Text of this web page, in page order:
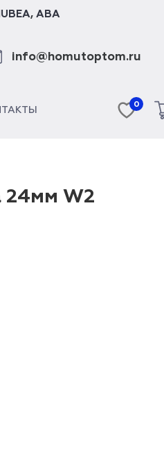
, ABA
info@homutoptom.ru
0
24мм W2